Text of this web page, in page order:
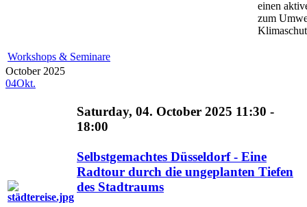
einen
zum
Workshops & Seminare
October 2025
04Okt.
Saturday, 04. October 2025 11:30 -
18:00
Selbstgemachtes Düsseldorf - Eine
Radtour durch die ungeplanten Tiefen
des Stadtraums